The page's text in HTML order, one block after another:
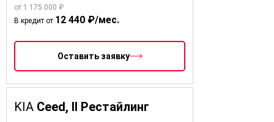
от 1 175 000 ₽
В кредит от 12 440 ₽/мес.
Оставить заявку
KIA Ceed, II Рестайлинг